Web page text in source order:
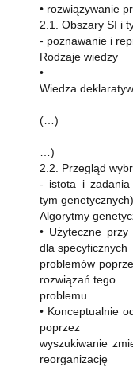
• rozwiązywanie
2.1. Obszary SI i
- poznawanie i
Rodzaje wiedzy
•
Wiedza
(…)
…)
2.2. Przegląd
- istota i zadania
tym genetycznych)
Algorytmy
• Użyteczne przy
dla specyficznych
problemów
rozwiązań tego
problemu
• Konceptualnie
poprzez
wyszukiwanie
reorganizację